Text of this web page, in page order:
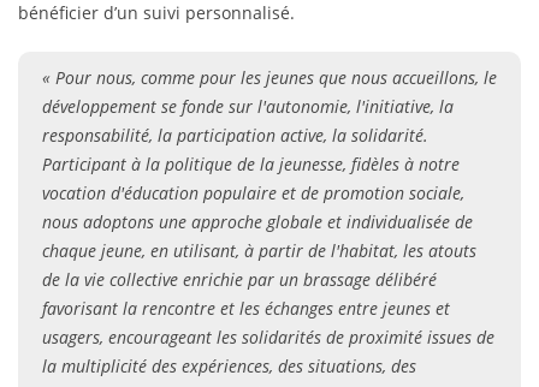
bénéficier d’un suivi personnalisé.
« Pour nous, comme pour les jeunes que nous accueillons, le
développement se fonde sur l'autonomie, l'initiative, la
responsabilité, la participation active, la solidarité.
Participant à la politique de la jeunesse, fidèles à notre
vocation d'éducation populaire et de promotion sociale,
nous adoptons une approche globale et individualisée de
chaque jeune, en utilisant, à partir de l'habitat, les atouts
de la vie collective enrichie par un brassage délibéré
favorisant la rencontre et les échanges entre jeunes et
usagers, encourageant les solidarités de proximité issues de
la multiplicité des expériences, des situations, des